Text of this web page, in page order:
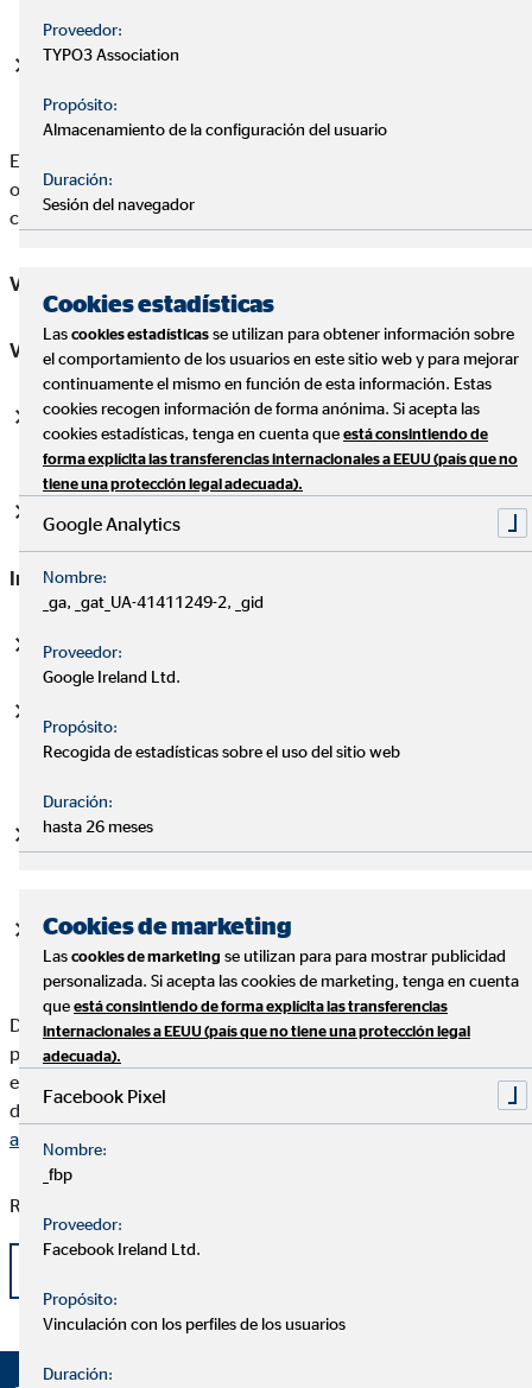
La cuantía que se ofrece dependerá siempre de la
fluctuación del activo y el valor de las prendas.
Esta modalidad se suele utilizar en banca para garantizar
operaciones financieras cuando el perfil de quien lo solicita no
cumple todas las condiciones necesarias.
Ventajas e inconvenientes
Ventajas
Evita descapitalizarse porque no es necesario la venta de
los activos del cliente.
Inconvenientes
Es difícil encontrar préstamos con este tipo de garantía.
encontrarse depositados en la misma entidad en la que se
Hay algunos activos, como los planes de pensiones, que
Se bloquea la capacidad que se tiene de disposición sobre
dichos activos.
Desde OVB te recomendamos que antes de contratar un
préstamo te conviene reflexionar qué vas a pignorar, ya que
ese activo no lo vas a poder utilizar durante el tiempo de vida
del préstamo.
asesoren?
Relacionado:
Proveedor:
TYPO3 Association
Propósito:
Almacenamiento de la configuración del usuario
Duración:
Sesión del navegador
Cookies estadísticas
Las cookies estadísticas se utilizan para obtener información sobre
el comportamiento de los usuarios en este sitio web y para mejorar
continuamente el mismo en función de esta información. Estas
cookies recogen información de forma anónima. Si acepta las
cookies estadísticas, tenga en cuenta que está consintiendo de
forma explícita las transferencias internacionales a EEUU (país que no
tiene una protección legal adecuada).
Google Analytics
Nombre:
_ga, _gat_UA-41411249-2, _gid
Proveedor:
Google Ireland Ltd.
Propósito:
Recogida de estadísticas sobre el uso del sitio web
Duración:
hasta 26 meses
Cookies de marketing
Las cookies de marketing se utilizan para para mostrar publicidad
personalizada. Si acepta las cookies de marketing, tenga en cuenta
que está consintiendo de forma explícita las transferencias
internacionales a EEUU (país que no tiene una protección legal
adecuada).
Facebook Pixel
Nombre:
_fbp
Proveedor:
Facebook Ireland Ltd.
Propósito:
Vinculación con los perfiles de los usuarios
Duración: